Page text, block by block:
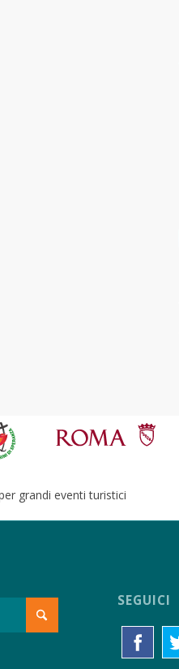
grandi eventi turistici
SEGUICI